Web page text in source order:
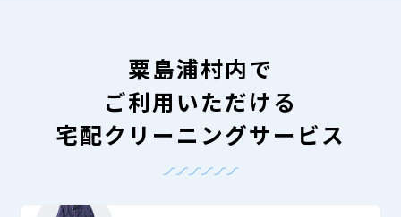
粟島浦村内で
ご利用いただける
宅配クリーニングサービス